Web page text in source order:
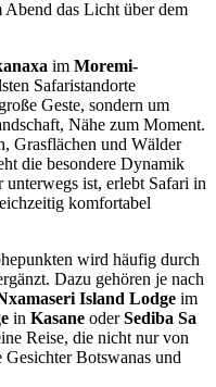
Abend das Licht über dem
im Moremi-
Safaristandorte
Geste, sondern um
Nähe zum Moment.
Grasflächen und Wälder
die besondere Dynamik
ist, erlebt Safari in
komfortabel
wird häufig durch
Dazu gehören je nach
Island Lodge im
in Kasane oderSediba Sa
Reise, die nicht nur von
Botswanas und